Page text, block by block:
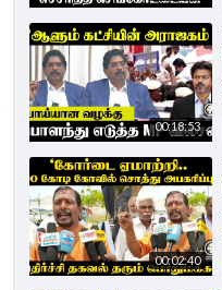
00:18:53
00:02:40